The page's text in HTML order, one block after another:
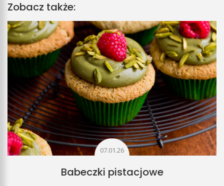
Zobacz także:
07.01.26
Babeczki pistacjowe